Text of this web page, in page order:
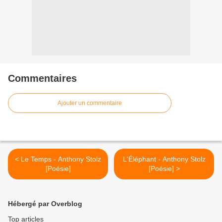
Commentaires
Ajouter un commentaire
< Le Temps - Anthony Stolz
[Poésie]
L'Éléphant - Anthony Stolz
[Poésie] >
Hébergé par Overblog
Top articles